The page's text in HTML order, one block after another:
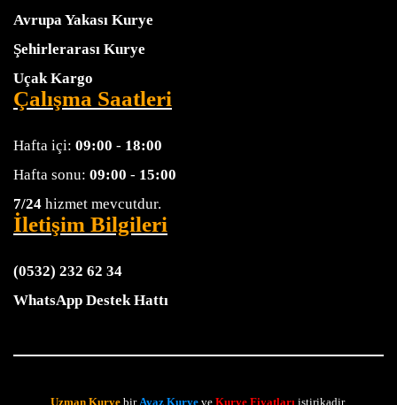
Avrupa Yakası Kurye
Şehirlerarası Kurye
Uçak Kargo
Çalışma Saatleri
Hafta içi: 09:00 - 18:00
Hafta sonu: 09:00 - 15:00
7/24 hizmet mevcutdur.
İletişim Bilgileri
(0532) 232 62 34
WhatsApp Destek Hattı
Uzman Kurye bir Ayaz Kurye ve Kurye Fiyatları iştirikadir.